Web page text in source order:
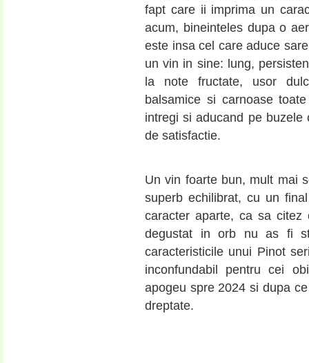
fapt care ii imprima un
acum, bineinteles dupa o
este insa cel care aduce
un vin in sine: lung,
la note fructate, usor
balsamice si carnoase
intregi si aducand pe
de satisfactie.
Un vin foarte bun, mult mai
superb echilibrat, cu un
caracter aparte, ca sa
degustat in orb nu as fi
caracteristicile unui Pinot
inconfundabil pentru cei
apogeu spre 2024 si dupa
dreptate.